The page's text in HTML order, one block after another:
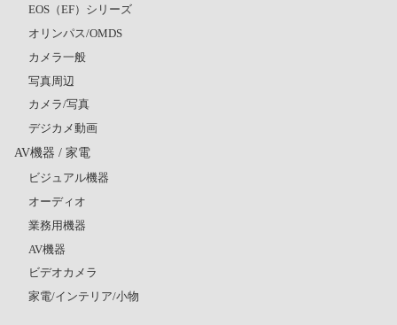
EOS（EF）シリーズ
オリンパス/OMDS
カメラ一般
写真周辺
カメラ/写真
デジカメ動画
AV機器 / 家電
ビジュアル機器
オーディオ
業務用機器
AV機器
ビデオカメラ
家電/インテリア/小物